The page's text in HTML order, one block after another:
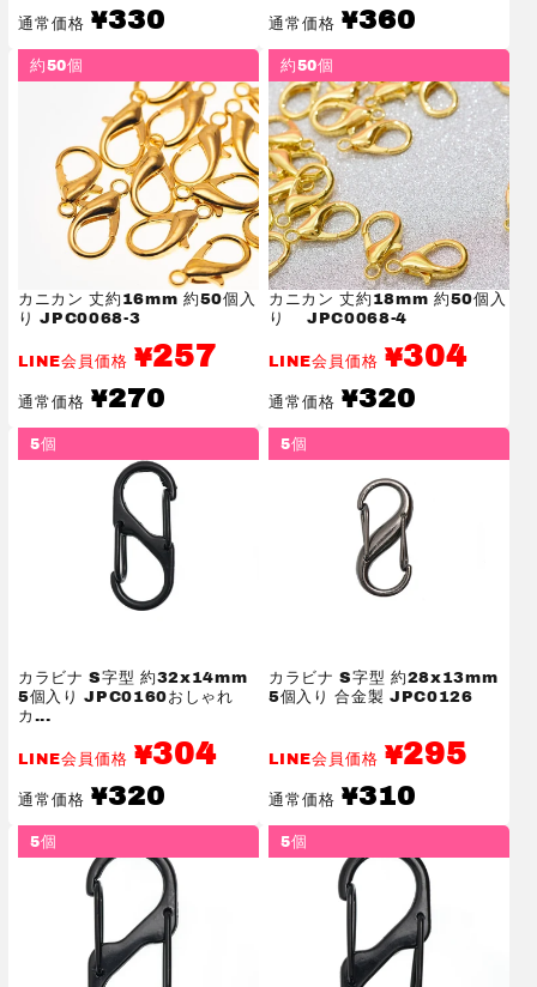
通常価格
通
常
価
¥330 通常価格
通
常
価
¥360
約50個
カニカン 丈約16mm 約50個入
り JPC0068-3
LINE会員価格 ¥257
通常価格
通
常
価
¥270
約50個
カニカン 丈約18mm 約50個入
り JPC0068-4
LINE会員価格 ¥304
通常価格
通
常
価
¥320
5個
カラビナ S字型 約32x14mm
5個入り JPC0160おしゃれ
カ...
LINE会員価格 ¥304
通常価格
通
常
価
¥320
5個
カラビナ S字型 約28x13mm
5個入り 合金製 JPC0126
LINE会員価格 ¥295
通常価格
通
常
価
¥310
5個 5個